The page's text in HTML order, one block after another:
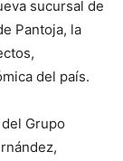
sucursal de
Pantoja, la
del país.
Grupo